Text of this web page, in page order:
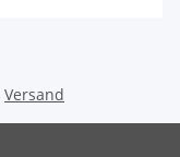
Versand